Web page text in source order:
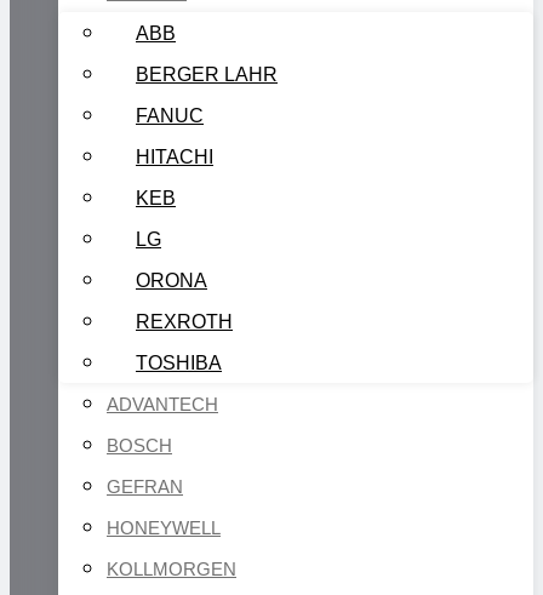
ABB
BERGER LAHR
FANUC
HITACHI
KEB
LG
ORONA
REXROTH
TOSHIBA
ADVANTECH
BOSCH
GEFRAN
HONEYWELL
KOLLMORGEN